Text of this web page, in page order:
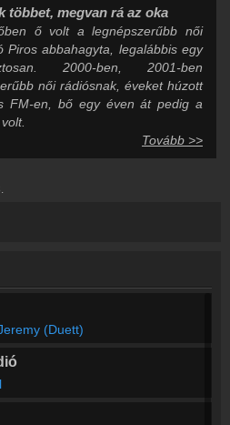
többet, megvan rá az oka
ő volt a legnépszerűbb női
Piros abbahagyta, legalábbis egy
2000-ben, 2001-ben
női rádiósnak, éveket húzott
FM-en, bő egy éven át pedig a
Tovább >>
(Duett)